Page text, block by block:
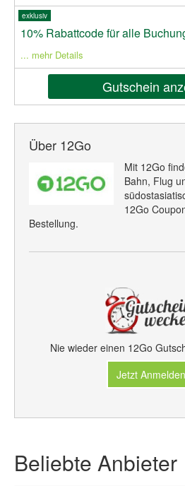
10% Rabattcode für alle
exklusiv
... mehr Details
Gutschein
Über 12Go
Mit 12Go
Bahn, Flug
12Go
Bestellung.
Nie wieder einen 12Go
Jetzt Anmelden
Beliebte Anbieter